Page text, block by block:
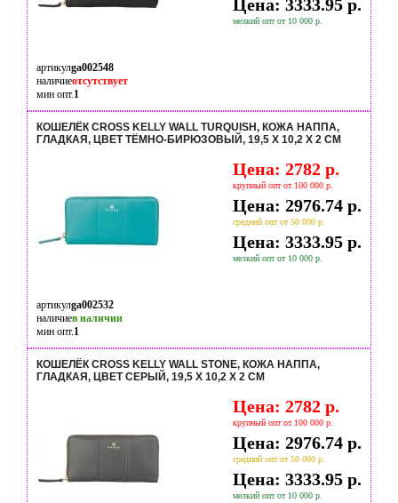
Цена: 3333.95 р.
мелкий опт от 10 000 р.
артикулga002548
наличиеотсутствует
мин опт.1
КОШЕЛЁК CROSS KELLY WALL TURQUISH, КОЖА НАППА,
ГЛАДКАЯ, ЦВЕТ ТЁМНО-БИРЮЗОВЫЙ, 19,5 X 10,2 X 2 СМ
Цена: 2782 р.
крупный опт от 100 000 р.
Цена: 2976.74 р.
средний опт от 50 000 р.
Цена: 3333.95 р.
мелкий опт от 10 000 р.
артикулga002532
наличиев наличии
мин опт.1
КОШЕЛЁК CROSS KELLY WALL STONE, КОЖА НАППА,
ГЛАДКАЯ, ЦВЕТ СЕРЫЙ, 19,5 X 10,2 X 2 СМ
Цена: 2782 р.
крупный опт от 100 000 р.
Цена: 2976.74 р.
средний опт от 50 000 р.
Цена: 3333.95 р.
мелкий опт от 10 000 р.